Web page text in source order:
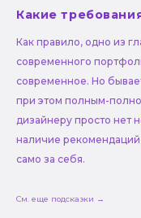
Какие
Как правило, одно из
современного
современное. Но
при этом полным-
дизайнеру просто нет
наличие рекомендаций
само за себя.
См. еще подсказки →